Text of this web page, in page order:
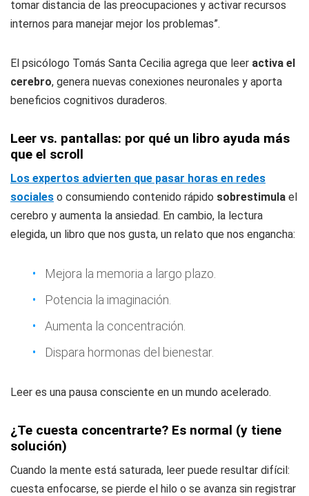
tomar distancia de las preocupaciones y activar recursos
internos para manejar mejor los problemas”.
El psicólogo Tomás Santa Cecilia agrega que leer activa el
cerebro, genera nuevas conexiones neuronales y aporta
beneficios cognitivos duraderos.
Leer vs. pantallas: por qué un libro ayuda más
que el scroll
Los expertos advierten que pasar horas en redes
sociales o consumiendo contenido rápido sobrestimula el
cerebro y aumenta la ansiedad. En cambio, la lectura
elegida, un libro que nos gusta, un relato que nos engancha:
Mejora la memoria a largo plazo.
Potencia la imaginación.
Aumenta la concentración.
Dispara hormonas del bienestar.
Leer es una pausa consciente en un mundo acelerado.
¿Te cuesta concentrarte? Es normal (y tiene
solución)
Cuando la mente está saturada, leer puede resultar difícil:
cuesta enfocarse, se pierde el hilo o se avanza sin registrar